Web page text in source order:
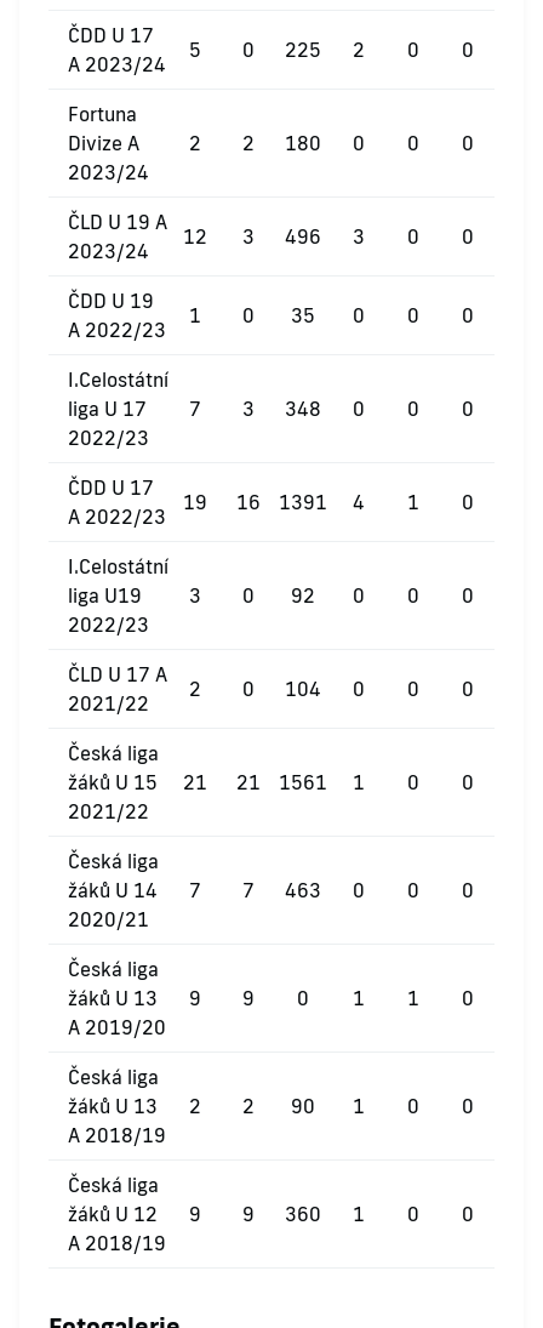
ČDD U 17
A 2023/24
5 0 225 2 0 0
Fortuna
Divize A
2023/24
2 2 180 0 0 0
ČLD U 19 A
2023/24
12 3 496 3 0 0
ČDD U 19
A 2022/23
1 0 35 0 0 0
I.Celostátní
liga U 17
2022/23
7 3 348 0 0 0
ČDD U 17
A 2022/23
19 16 1391 4 1 0
I.Celostátní
liga U19
2022/23
3 0 92 0 0 0
ČLD U 17 A
2021/22
2 0 104 0 0 0
Česká liga
žáků U 15
2021/22
21 21 1561 1 0 0
Česká liga
žáků U 14
2020/21
7 7 463 0 0 0
Česká liga
žáků U 13
A 2019/20
9 9 0 1 1 0
Česká liga
žáků U 13
A 2018/19
2 2 90 1 0 0
Česká liga
žáků U 12
A 2018/19
9 9 360 1 0 0